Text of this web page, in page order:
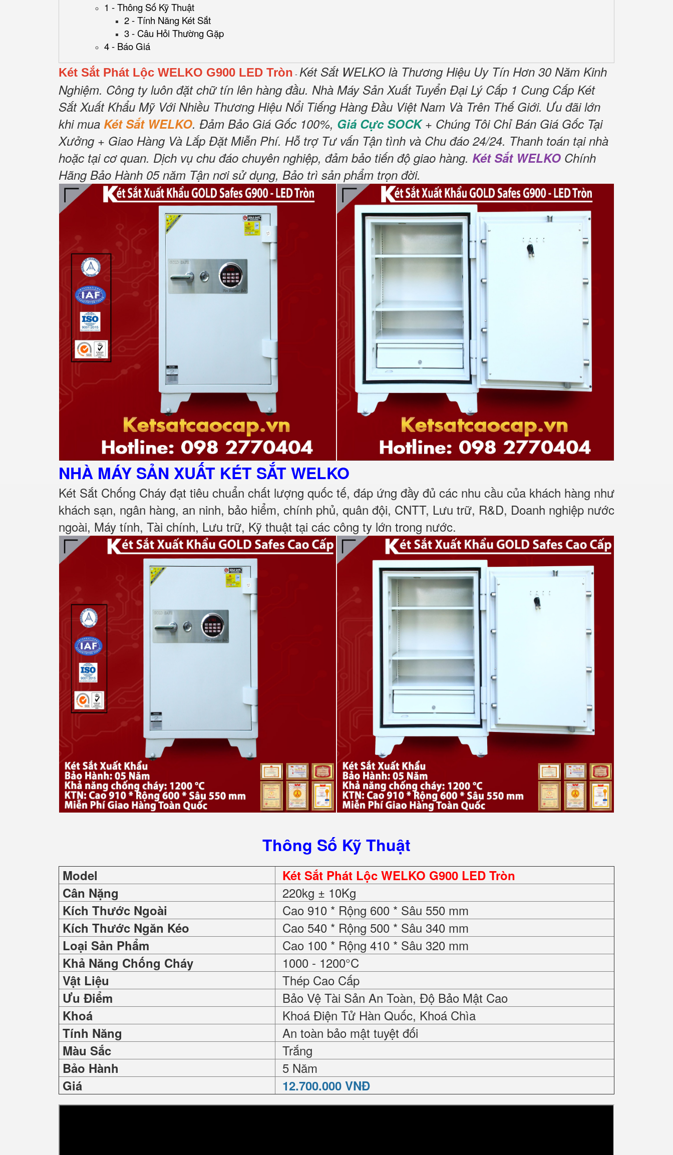
1 - Thông Số Kỹ Thuật
2 - Tính Năng Két Sắt
3 - Câu Hỏi Thường Gặp
4 - Báo Giá
Két Sắt Phát Lộc WELKO G900 LED Tròn - Két Sắt WELKO là Thương Hiệu Uy Tín Hơn 30 Năm Kinh
Nghiệm. Công ty luôn đặt chữ tín lên hàng đầu. Nhà Máy Sản Xuất Tuyển Đại Lý Cấp 1 Cung Cấp Két
Sắt Xuất Khẩu Mỹ Với Nhiều Thương Hiệu Nổi Tiếng Hàng Đầu Việt Nam Và Trên Thế Giới. Ưu đãi lớn
khi mua Két Sắt WELKO. Đảm Bảo Giá Gốc 100%, Giá Cực SOCK+ Chúng Tôi Chỉ Bán Giá Gốc Tại
Xưởng + Giao Hàng Và Lắp Đặt Miễn Phí. Hỗ trợ Tư vấn Tận tình và Chu đáo 24/24. Thanh toán tại nhà
hoặc tại cơ quan. Dịch vụ chu đáo chuyên nghiệp, đảm bảo tiến độ giao hàng. Két Sắt WELKO Chính
Hãng Bảo Hành 05 năm Tận nơi sử dụng, Bảo trì sản phẩm trọn đời.
NHÀ MÁY SẢN XUẤT KÉT SẮTWELKO
Két Sắt Chống Cháy đạt tiêu chuẩn chất lượng quốc tế, đáp ứng đầy đủ các nhu cầu của khách hàng như
khách sạn, ngân hàng, an ninh, bảo hiểm, chính phủ, quân đội, CNTT, Lưu trữ, R&D, Doanh nghiệp nước
ngoài, Máy tính, Tài chính, Lưu trữ, Kỹ thuật tại các công ty lớn trong nước.
Thông Số Kỹ Thuật
Model
Két Sắt Phát Lộc WELKO G900 LED Tròn
Cân Nặng
220kg ± 10Kg
Kích Thước Ngoài Cao 910 * Rộng 600 * Sâu 550 mm
Kích Thước Ngăn Kéo Cao 540 * Rộng 500 * Sâu 340 mm
Loại Sản Phẩm Cao 100 * Rộng 410 * Sâu 320 mm
Khả Năng Chống Cháy 1000 - 1200°C
Vật Liệu Thép Cao Cấp
Ưu Điểm Bảo Vệ Tài Sản An Toàn, Độ Bảo Mật Cao
Khoá Khoá Điện Tử Hàn Quốc, Khoá Chìa
Tính Năng An toàn bảo mật tuyệt đối
Màu Sắc Trắng
Bảo Hành 5 Năm
Giá 12.700.000 VNĐ